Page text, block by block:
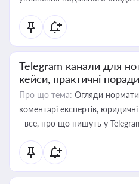
Telegram канали для
кейси, практичні поради
Про що тема: Огляди
коментарі експертів,
- все, про що пишуть у